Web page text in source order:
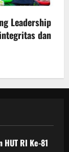
Leadership
dan
RI Ke-81